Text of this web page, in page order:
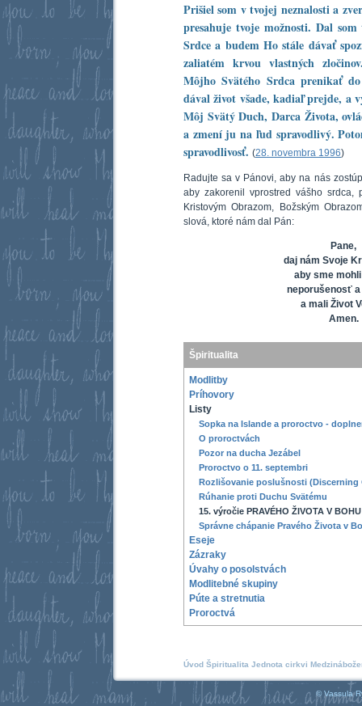
Prišiel som v tvojej neznalosti a
presahuje tvoje možnosti. Dal
Srdce a budem Ho stále dávať
zaliatém krvou vlastných
Môjho Svätého Srdca prenikať
dával život všade, kadiaľ prejde, a
Môj Svätý Duch, Darca Života,
a zmení ju na ľud spravodlivý.
spravodlivosť. (28. novembra 1996)
Radujte sa v Pánovi, aby na nás
aby zakorenil vprostred vášho
Kristovým Obrazom, Božským
slová, ktoré nám dal Pán:
Pane,
daj nám Svoje
aby sme
neporušenosť
a mali Život
Amen.
Špiritualita
Modlitby
Príhovory
Listy
Sopka na Islande a proroctvo -
O proroctvách
Pozor na ducha Jezábel
Proroctvo o 11. septembri
Rozlišovanie poslušnosti (Discerning
Rúhanie proti Duchu Svätému
15. výročie PRAVÉHO ŽIVOTA V BOHU
Správne chápanie Pravého Života v
Eseje
Zázraky
Úvahy o posolstvách
Modlitebné skupiny
Púte a stretnutia
Proroctvá
Úvod Špiritualita Jednota cirkvi
© Vassula